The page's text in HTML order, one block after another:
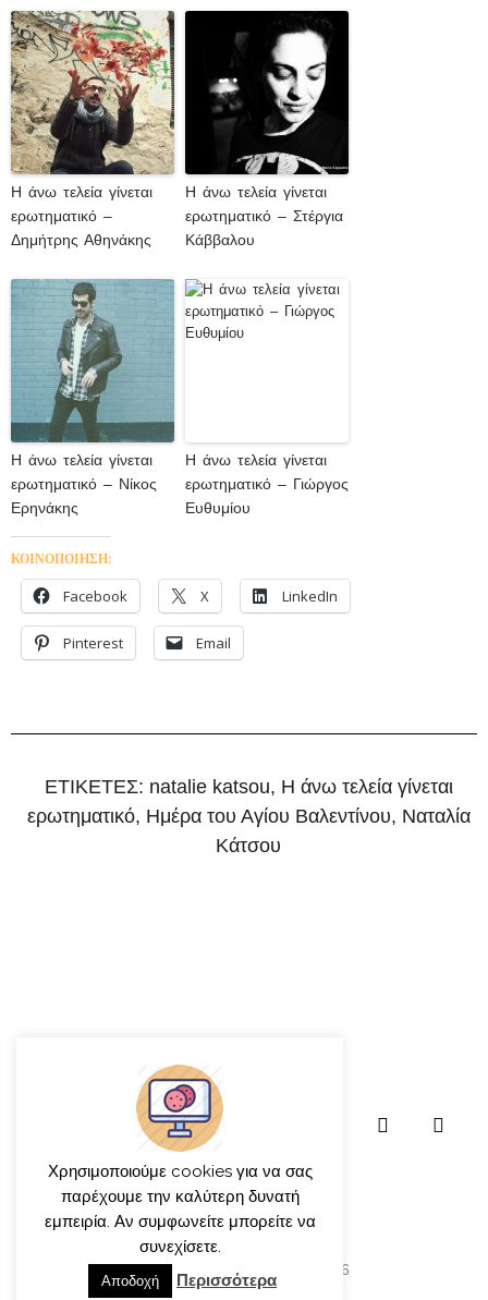
Η άνω τελεία γίνεται
ερωτηματικό –
Δημήτρης Αθηνάκης
Η άνω τελεία γίνεται
ερωτηματικό – Στέργια
Κάββαλου
Η άνω τελεία γίνεται
ερωτηματικό – Νίκος
Ερηνάκης
Η άνω τελεία γίνεται
ερωτηματικό – Γιώργος
Ευθυμίου
ΚΟΙΝΟΠΟΙΗΣΗ:
Facebook X LinkedIn
Pinterest Email
ΕΤΙΚΕΤΕΣ: natalie katsou, Η άνω τελεία γίνεται
ερωτηματικό, Ημέρα του Αγίου Βαλεντίνου, Ναταλία
Κάτσου
© γιώργος ιατρίδης 2013-2026
Χρησιμοποιούμε cookies για να σας
παρέχουμε την καλύτερη δυνατή
εμπειρία. Αν συμφωνείτε μπορείτε να
συνεχίσετε.
Αποδοχή Περισσότερα